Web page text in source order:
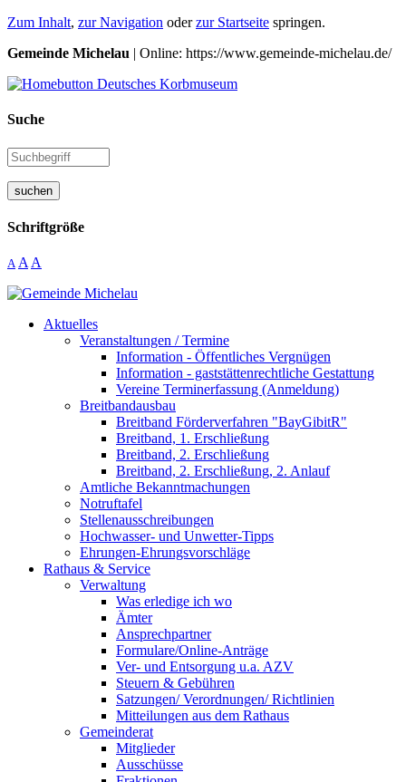
Zum Inhalt, zur Navigation oderzur Startseite springen.
Gemeinde Michelau | Online: https://www.gemeinde-michelau.de/
Suche
suchen
Schriftgröße
A A A
Aktuelles
Veranstaltungen / Termine
Information - Öffentliches Vergnügen
Information - gaststättenrechtliche Gestattung
Vereine Terminerfassung (Anmeldung)
Breitbandausbau
Breitband Förderverfahren "BayGibitR"
Breitband, 1. Erschließung
Breitband, 2. Erschließung
Breitband, 2. Erschließung, 2. Anlauf
Amtliche Bekanntmachungen
Notruftafel
Stellenausschreibungen
Hochwasser- und Unwetter-Tipps
Ehrungen-Ehrungsvorschläge
Rathaus & Service
Verwaltung
Was erledige ich wo
Ämter
Ansprechpartner
Formulare/Online-Anträge
Ver- und Entsorgung u.a. AZV
Steuern & Gebühren
Satzungen/ Verordnungen/ Richtlinien
Mitteilungen aus dem Rathaus
Gemeinderat
Mitglieder
Ausschüsse